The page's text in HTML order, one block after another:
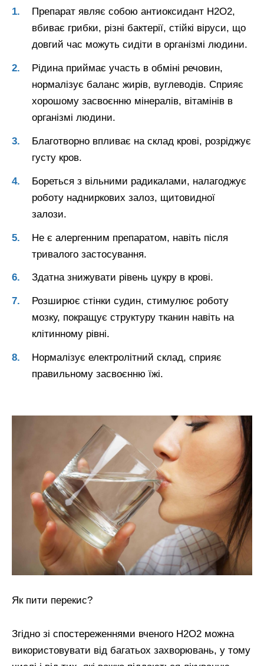
Препарат являє собою антиоксидант Н2О2,
вбиває грибки, різні бактерії, стійкі віруси, що
довгий час можуть сидіти в організмі людини.
Рідина приймає участь в обміні речовин,
нормалізує баланс жирів, вуглеводів. Сприяє
хорошому засвоєнню мінералів, вітамінів в
організмі людини.
Благотворно впливає на склад крові, розріджує
густу кров.
Бореться з вільними радикалами, налагоджує
роботу надниркових залоз, щитовидної
залози.
Не є алергенним препаратом, навіть після
тривалого застосування.
Здатна знижувати рівень цукру в крові.
Розширює стінки судин, стимулює роботу
мозку, покращує структуру тканин навіть на
клітинному рівні.
Нормалізує електролітний склад, сприяє
правильному засвоєнню їжі.
Як пити перекис?
Згідно зі спостереженнями вченого Н2О2 можна
використовувати від багатьох захворювань, у тому